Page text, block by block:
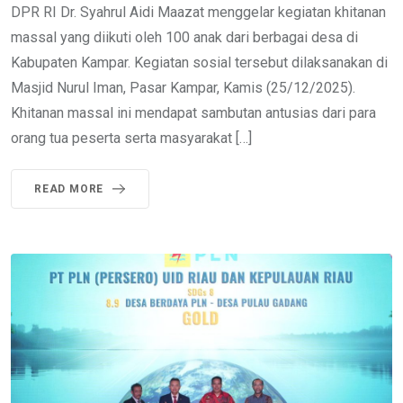
DPR RI Dr. Syahrul Aidi Maazat menggelar kegiatan khitanan
massal yang diikuti oleh 100 anak dari berbagai desa di
Kabupaten Kampar. Kegiatan sosial tersebut dilaksanakan di
Masjid Nurul Iman, Pasar Kampar, Kamis (25/12/2025).
Khitanan massal ini mendapat sambutan antusias dari para
orang tua peserta serta masyarakat […]
READ MORE